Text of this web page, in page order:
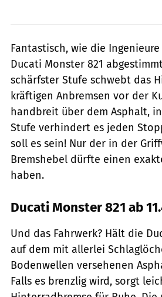
Fantastisch, wie die Ingenieure
Ducati Monster 821
schärfster Stufe schwebt das
kräftigen Anbremsen vor der
handbreit über dem Asphalt,
Stufe verhindert es jeden
soll es sein! Nur der in der
Bremshebel dürfte einen
haben.
Ducati Monster 821 ab
Und das Fahrwerk? Hält die
auf dem mit allerlei
Bodenwellen versehenen
Falls es brenzlig wird, sorgt